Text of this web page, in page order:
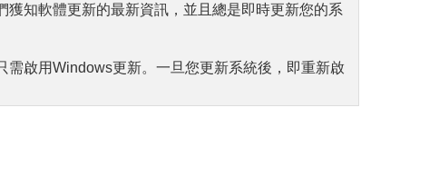
知軟體更新的最新資訊，並且總是即時更新您的系
啟用Windows更新。一旦您更新系統後，即重新啟